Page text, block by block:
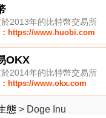
於2013年的比特幣交易所
https://www.huobi.com
OKX
於2014年的比特幣交易所
https://www.okx.com
態 > Doge Inu